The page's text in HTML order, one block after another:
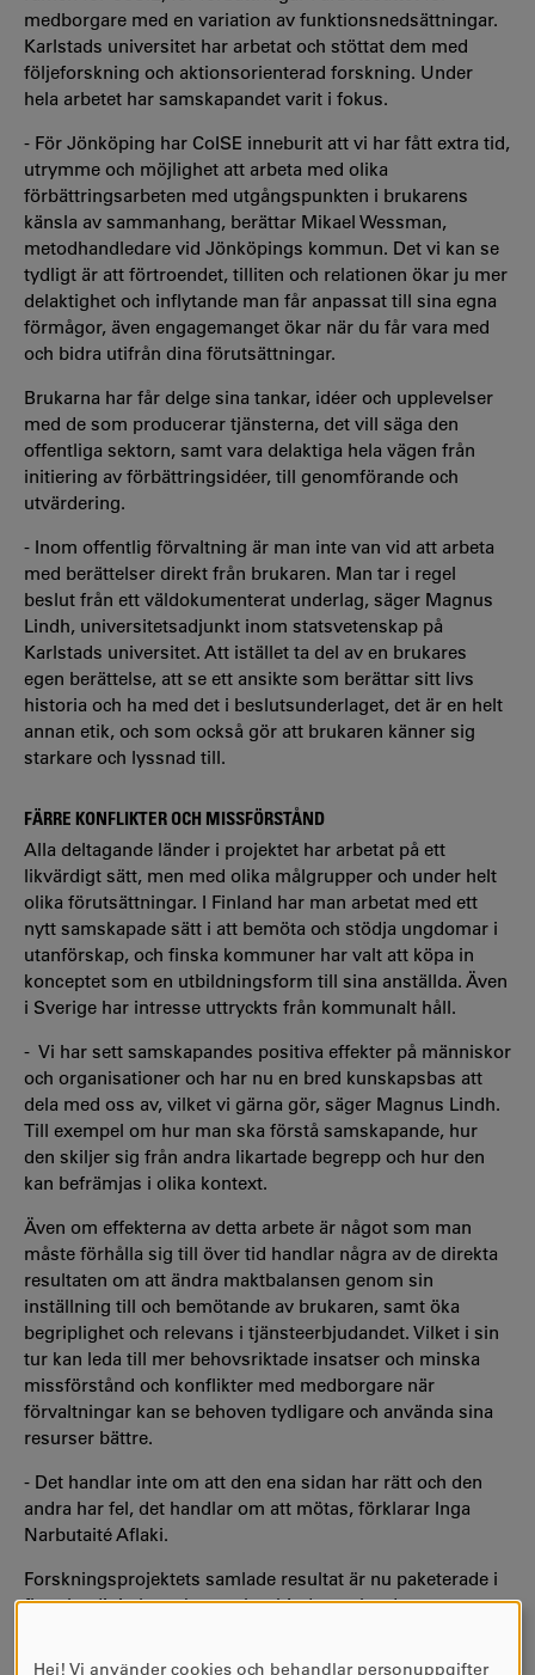
medborgare med en variation av funktionsnedsättningar.
Karlstads universitet har arbetat och stöttat dem med
följeforskning och aktionsorienterad forskning. Under
hela arbetet har samskapandet varit i fokus.
- För Jönköping har CoISE inneburit att vi har fått extra tid,
utrymme och möjlighet att arbeta med olika
förbättringsarbeten med utgångspunkten i brukarens
känsla av sammanhang, berättar Mikael Wessman,
metodhandledare vid Jönköpings kommun. Det vi kan se
tydligt är att förtroendet, tilliten och relationen ökar ju mer
delaktighet och inflytande man får anpassat till sina egna
förmågor, även engagemanget ökar när du får vara med
och bidra utifrån dina förutsättningar.
Brukarna har får delge sina tankar, idéer och upplevelser
med de som producerar tjänsterna, det vill säga den
offentliga sektorn, samt vara delaktiga hela vägen från
initiering av förbättringsidéer, till genomförande och
utvärdering.
- Inom offentlig förvaltning är man inte van vid att arbeta
med berättelser direkt från brukaren. Man tar i regel
beslut från ett väldokumenterat underlag, säger Magnus
Lindh, universitetsadjunkt inom statsvetenskap på
Karlstads universitet. Att istället ta del av en brukares
egen berättelse, att se ett ansikte som berättar sitt livs
historia och ha med det i beslutsunderlaget, det är en helt
annan etik, och som också gör att brukaren känner sig
starkare och lyssnad till.
FÄRRE KONFLIKTER OCH MISSFÖRSTÅND
Alla deltagande länder i projektet har arbetat på ett
likvärdigt sätt, men med olika målgrupper och under helt
olika förutsättningar. I Finland har man arbetat med ett
nytt samskapade sätt i att bemöta och stödja ungdomar i
utanförskap, och finska kommuner har valt att köpa in
konceptet som en utbildningsform till sina anställda. Även
i Sverige har intresse uttryckts från kommunalt håll.
- Vi har sett samskapandes positiva effekter på människor
och organisationer och har nu en bred kunskapsbas att
dela med oss av, vilket vi gärna gör, säger Magnus Lindh.
Till exempel om hur man ska förstå samskapande, hur
den skiljer sig från andra likartade begrepp och hur den
kan befrämjas i olika kontext.
Även om effekterna av detta arbete är något som man
måste förhålla sig till över tid handlar några av de direkta
resultaten om att ändra maktbalansen genom sin
inställning till och bemötande av brukaren, samt öka
begriplighet och relevans i tjänsteerbjudandet. Vilket i sin
tur kan leda till mer behovsriktade insatser och minska
missförstånd och konflikter med medborgare när
förvaltningar kan se behoven tydligare och använda sina
resurser bättre.
- Det handlar inte om att den ena sidan har rätt och den
andra har fel, det handlar om att mötas, förklarar Inga
Narbutaité Aflaki.
Forskningsprojektets samlade resultat är nu paketerade i
flertalet digitala verktyg och erbjuder en bred
och välfärdstjänster.
Hej! Vi använder cookies och behandlar personuppgifter